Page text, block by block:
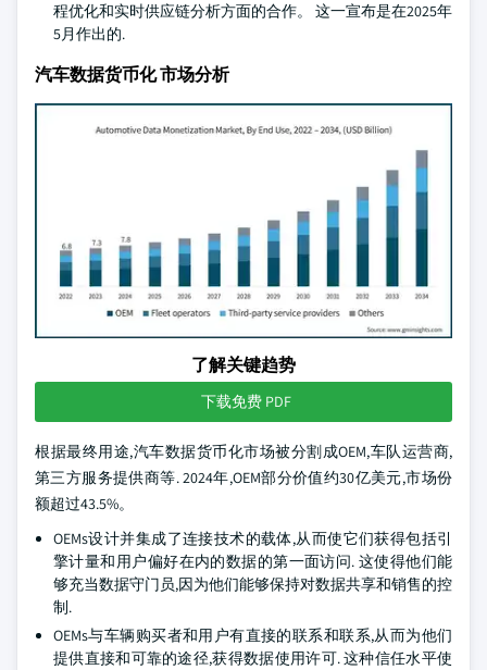
程优化和实时供应链分析方面的合作。 这一宣布是在2025年
5月作出的.
汽车数据货币化 市场分析
了解关键趋势
下载免费 PDF
根据最终用途,汽车数据货币化市场被分割成OEM,车队运营商,
第三方服务提供商等. 2024年,OEM部分价值约30亿美元,市场份
额超过43.5%。
OEMs设计并集成了连接技术的载体,从而使它们获得包括引
擎计量和用户偏好在内的数据的第一面访问. 这使得他们能
够充当数据守门员,因为他们能够保持对数据共享和销售的控
制.
OEMs与车辆购买者和用户有直接的联系和联系,从而为他们
提供直接和可靠的途径,获得数据使用许可. 这种信任水平使